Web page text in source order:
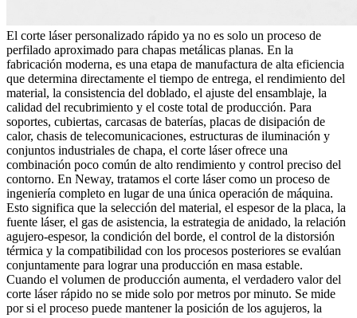
El corte láser personalizado rápido ya no es solo un proceso de
perfilado aproximado para chapas metálicas planas. En la
fabricación moderna, es una etapa de manufactura de alta eficiencia
que determina directamente el tiempo de entrega, el rendimiento del
material, la consistencia del doblado, el ajuste del ensamblaje, la
calidad del recubrimiento y el coste total de producción. Para
soportes, cubiertas, carcasas de baterías, placas de disipación de
calor, chasis de telecomunicaciones, estructuras de iluminación y
conjuntos industriales de chapa, el corte láserofrece una
combinación poco común de alto rendimiento y control preciso del
contorno. En Neway, tratamos el corte láser como un proceso de
ingeniería completo en lugar de una única operación de máquina.
Esto significa que la selección del material, el espesor de la placa, la
fuente láser, el gas de asistencia, la estrategia de anidado, la relación
agujero-espesor, la condición del borde, el control de la distorsión
térmica y la compatibilidad con los procesos posteriores se evalúan
conjuntamente para lograr una producción en masa estable.
Cuando el volumen de producción aumenta, el verdadero valor del
corte láser rápido no se mide solo por metros por minuto. Se mide
por si el proceso puede mantener la posición de los agujeros, la